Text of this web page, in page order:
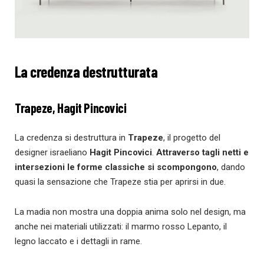
La credenza destrutturata
Trapeze, Hagit Pincovici
La credenza si destruttura in Trapeze, il progetto del
designer israeliano Hagit Pincovici. Attraverso tagli netti e
intersezioni le forme classiche si scompongono, dando
quasi la sensazione che Trapeze stia per aprirsi in due.
La madia non mostra una doppia anima solo nel design, ma
anche nei materiali utilizzati: il marmo rosso Lepanto, il
legno laccato e i dettagli in rame.